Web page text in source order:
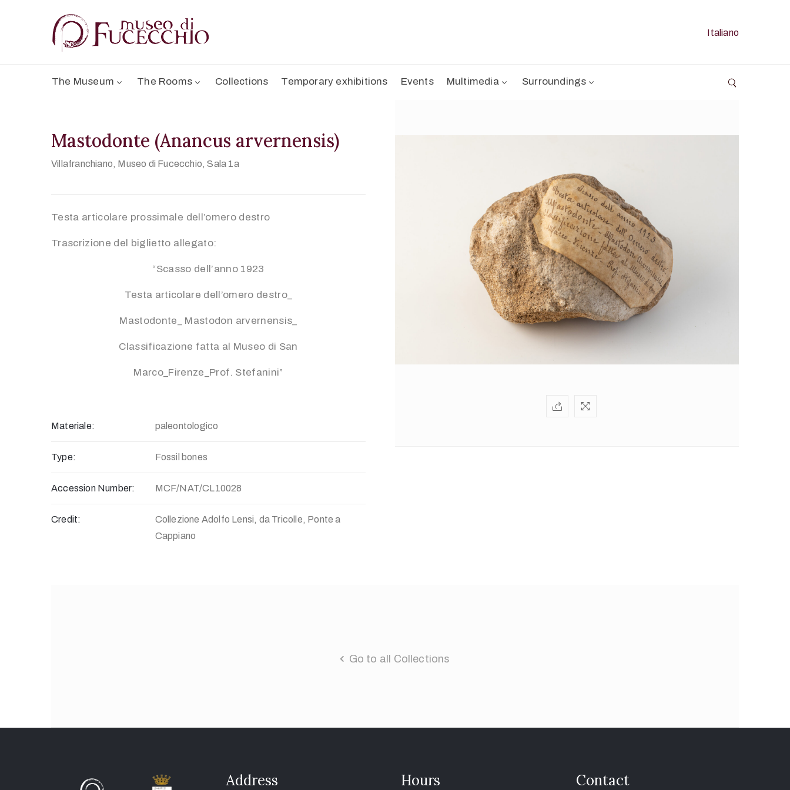
Italiano
The Museum The Rooms Collections Temporary exhibitions Events Multimedia Surroundings
Mastodonte (Anancus arvernensis)
Villafranchiano, Museo di Fucecchio, Sala 1a
Testa articolare prossimale dell’omero destro
Trascrizione del biglietto allegato:
“Scasso dell’anno 1923
Testa articolare dell’omero destro_
Mastodonte_ Mastodon arvernensis_
Classificazione fatta al Museo di San
Marco_Firenze_Prof. Stefanini”
Materiale: paleontologico
Type: Fossil bones
Accession Number: MCF/NAT/CL10028
Credit:
Collezione Adolfo Lensi, da Tricolle, Ponte a
Cappiano
Go to all Collections
Address Hours Contact